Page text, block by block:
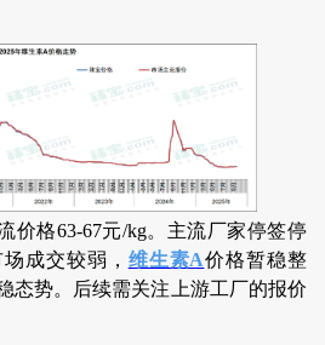
价格63-67元/kg。主流厂家停签停
成交较弱， 维生素A价格暂稳整
态势。后续需关注上游工厂的报价